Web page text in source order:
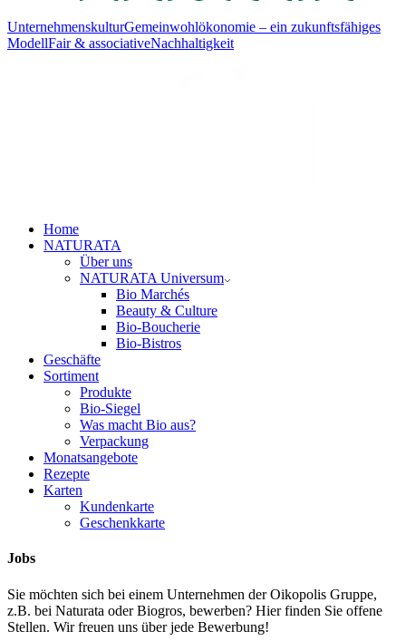
UnternehmenskulturGemeinwohlökonomie – ein zukunftsfähiges
ModellFair & associativeNachhaltigkeit
Home
NATURATA
Über uns
NATURATA Universum
Bio Marchés
Beauty & Culture
Bio-Boucherie
Bio-Bistros
Geschäfte
Sortiment
Produkte
Bio-Siegel
Was macht Bio aus?
Verpackung
Monatsangebote
Rezepte
Karten
Kundenkarte
Geschenkkarte
Jobs
Sie möchten sich bei einem Unternehmen der Oikopolis Gruppe,
z.B. bei Naturata oder Biogros, bewerben? Hier finden Sie offene
Stellen. Wir freuen uns über jede Bewerbung!